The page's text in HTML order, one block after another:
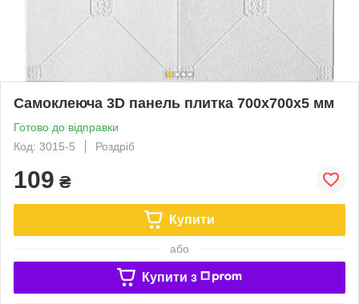
Самоклеюча 3D панель плитка 700x700x5 мм
Готово до відправки
Код: 3015-5
Роздріб
109 ₴
Купити
або
Купити з